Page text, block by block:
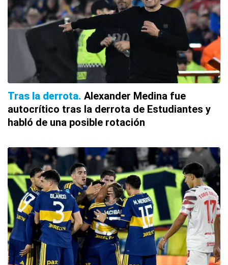
Tras la derrota Alexander Medina fue
autocrítico tras la derrota de Estudiantes y
habló de una posible rotación